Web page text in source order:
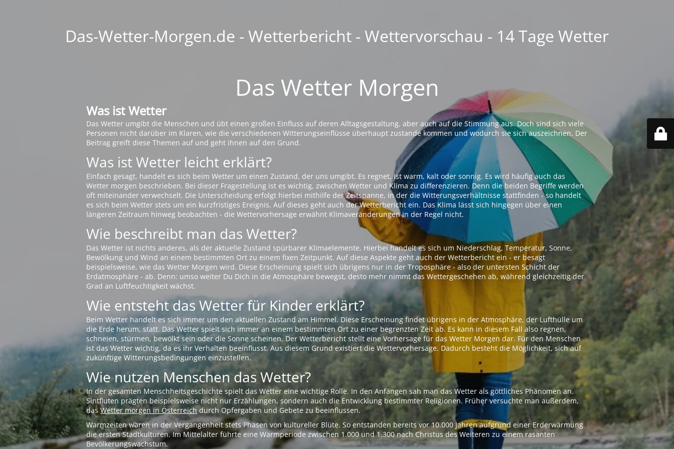
Das-Wetter-Morgen.de - Wetterbericht - Wettervorschau - 14 Tage Wetter
Das Wetter Morgen
Was ist Wetter
Das Wetter umgibt die Menschen und übt einen großen Einfluss auf deren Alltagsgestaltung, aber auch auf die Stimmung aus. Doch sind sich viele
Personen nicht darüber im Klaren, wie die verschiedenen Witterungseinflüsse überhaupt zustande kommen und wodurch sie sich auszeichnen. Der
Beitrag greift diese Themen auf und geht ihnen auf den Grund.
Was ist Wetter leicht erklärt?
Einfach gesagt, handelt es sich beim Wetter um einen Zustand, der uns umgibt. Es regnet, ist warm, kalt oder sonnig. Es wird häufig auch das
Wetter morgen beschrieben. Bei dieser Fragestellung ist es wichtig, zwischen Wetter und Klima zu differenzieren. Denn die beiden Begriffe werden
oft miteinander verwechselt. Die Unterscheidung erfolgt hierbei mithilfe der Zeitspanne, in der die Witterungsverhältnisse stattfinden - so handelt
es sich beim Wetter stets um ein kurzfristiges Ereignis. Auf dieses geht auch der Wetterbericht ein. Das Klima lässt sich hingegen über einen
längeren Zeitraum hinweg beobachten - die Wettervorhersage erwähnt Klimaveränderungen in der Regel nicht.
Wie beschreibt man das Wetter?
Das Wetter ist nichts anderes, als der aktuelle Zustand spürbarer Klimaelemente. Hierbei handelt es sich um Niederschlag, Temperatur, Sonne,
Bewölkung und Wind an einem bestimmten Ort zu einem fixen Zeitpunkt. Auf diese Aspekte geht auch der Wetterbericht ein - er besagt
beispielsweise, wie das Wetter Morgen wird. Diese Erscheinung spielt sich übrigens nur in der Troposphäre - also der untersten Schicht der
Erdatmosphäre - ab. Denn: umso weiter Du Dich in die Atmosphäre bewegst, desto mehr nimmt das Wettergeschehen ab, während gleichzeitig der
Grad an Luftfeuchtigkeit wächst.
Wie entsteht das Wetter für Kinder erklärt?
Beim Wetter handelt es sich immer um den aktuellen Zustand am Himmel. Diese Erscheinung findet übrigens in der Atmosphäre, der Lufthülle um
die Erde herum, statt. Das Wetter spielt sich immer an einem bestimmten Ort zu einer begrenzten Zeit ab. Es kann in diesem Fall also regnen,
schneien, stürmen, bewölkt sein oder die Sonne scheinen. Der Wetterbericht stellt eine Vorhersage für das Wetter Morgen dar. Für den Menschen
ist das Wetter wichtig, da es ihr Verhalten beeinflusst. Aus diesem Grund existiert die Wettervorhersage. Dadurch besteht die Möglichkeit, sich auf
zukünftige Witterungsbedingungen einzustellen.
Wie nutzen Menschen das Wetter?
In der gesamten Menschheitsgeschichte spielt das Wetter eine wichtige Rolle. In den Anfängen sah man das Wetter als göttliches Phänomen an.
Sintfluten prägten beispielsweise nicht nur Erzählungen, sondern auch die Entwicklung bestimmter Religionen. Früher versuchte man außerdem,
dasWetter morgen in Österreichdurch Opfergaben und Gebete zu beeinflussen.
Warmzeiten waren in der Vergangenheit stets Phasen von kultureller Blüte. So entstanden bereits vor 10.000 Jahren aufgrund einer Erderwärmung
die ersten Stadtkulturen. Im Mittelalter führte eine Warmperiode zwischen 1.000 und 1.300 nach Christus des Weiteren zu einem rasanten
Bevölkerungswachstum.